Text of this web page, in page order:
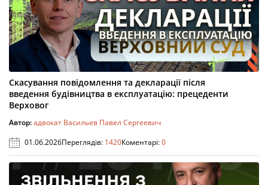
Скасування повідомлення та декларації після
введення будівництва в експлуатацію: прецеденти
Верховог
Автор:адвокат Васильев Павел Сергеевич
01.06.2026Переглядів: 1420Коментарі:0